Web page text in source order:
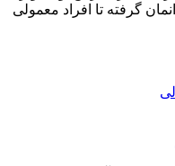
گرفته تا افراد معمولی